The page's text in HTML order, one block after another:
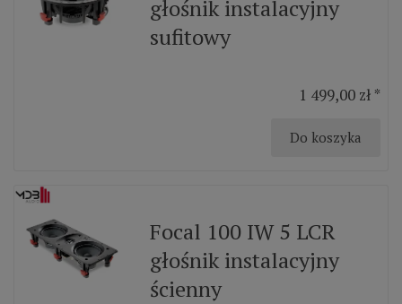
głośnik instalacyjny
sufitowy
1 499,00 zł *
Do koszyka
Focal 100 IW 5 LCR
głośnik instalacyjny
ścienny